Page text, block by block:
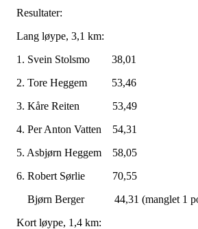
Resultater:
Lang løype, 3,1 km:
1. Svein Stolsmo 38,01
2. Tore Heggem 53,46
3. Kåre Reiten 53,49
4. Per Anton Vatten 54,31
5. Asbjørn Heggem 58,05
6. Robert Sørlie 70,55
Bjørn Berger 44,31 (manglet 1
Kort løype, 1,4 km: